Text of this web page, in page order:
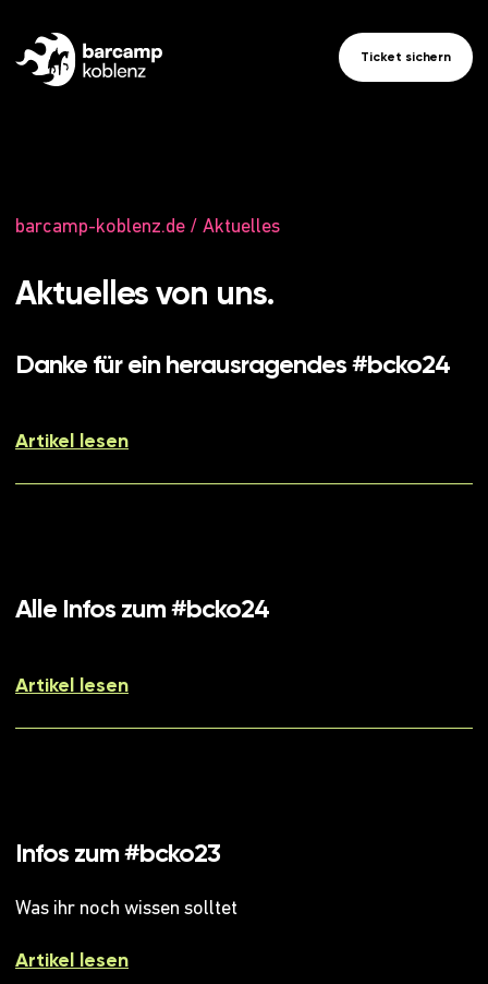
Ticket sichern
barcamp-koblenz.de / Aktuelles
Aktuelles von uns.
Danke für ein herausragendes #bcko24
Artikel lesen
Alle Infos zum #bcko24
Artikel lesen
Infos zum #bcko23
Was ihr noch wissen solltet
Artikel lesen